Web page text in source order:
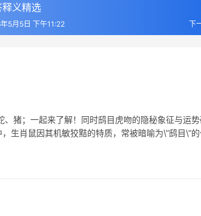
释义精选
下
5月5日 下午11:22
猪；一起来了解！同时鸱目虎吻的隐秘象征与运
生肖鼠因其机敏狡黠的特质，常被暗喻为\”鸱目\”的